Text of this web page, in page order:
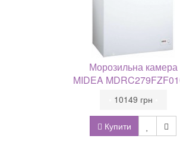
Морозильна камера
MIDEA
Купити
10149 грн